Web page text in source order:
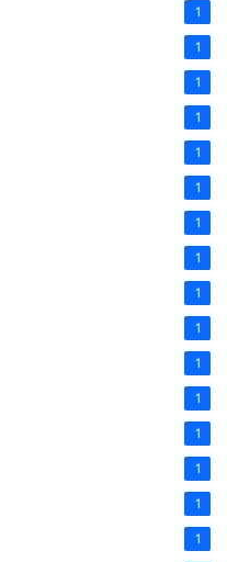
1
1
1
1
1
1
1
1
1
1
1
1
1
1
1
1